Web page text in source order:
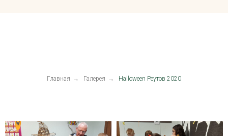
Главная → Галерея → Halloween Реутов 2020